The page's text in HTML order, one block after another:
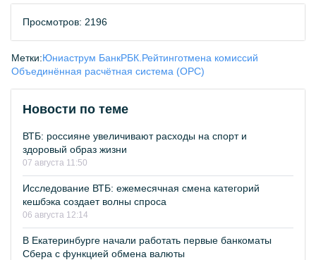
Просмотров: 2196
Метки:Юниаструм БанкРБК.Рейтинготмена комиссий
Объединённая расчётная система (ОРС)
Новости по теме
ВТБ: россияне увеличивают расходы на спорт и
здоровый образ жизни
07 августа 11:50
Исследование ВТБ: ежемесячная смена категорий
кешбэка создает волны спроса
06 августа 12:14
В Екатеринбурге начали работать первые банкоматы
Сбера с функцией обмена валюты